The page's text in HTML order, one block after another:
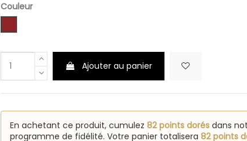
Couleur
Ajouter au panier
En achetant ce produit, cumulez82 points dorés dans
programme de fidélité. Votre panier totalisera82 points